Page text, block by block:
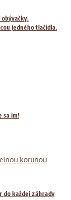
jedného tlačidla.
sa im!
do každej záhrady